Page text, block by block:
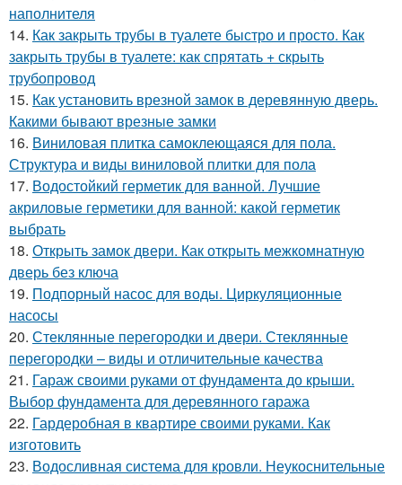
наполнителя
14. Как закрыть трубы в туалете быстро и просто. Как
закрыть трубы в туалете: как спрятать + скрыть
трубопровод
15. Как установить врезной замок в деревянную дверь.
Какими бывают врезные замки
16. Виниловая плитка самоклеющаяся для пола.
Структура и виды виниловой плитки для пола
17. Водостойкий герметик для ванной. Лучшие
акриловые герметики для ванной: какой герметик
выбрать
18. Открыть замок двери. Как открыть межкомнатную
дверь без ключа
19. Подпорный насос для воды. Циркуляционные
насосы
20. Стеклянные перегородки и двери. Стеклянные
перегородки – виды и отличительные качества
21. Гараж своими руками от фундамента до крыши.
Выбор фундамента для деревянного гаража
22. Гардеробная в квартире своими руками. Как
изготовить
23. Водосливная система для кровли. Неукоснительные